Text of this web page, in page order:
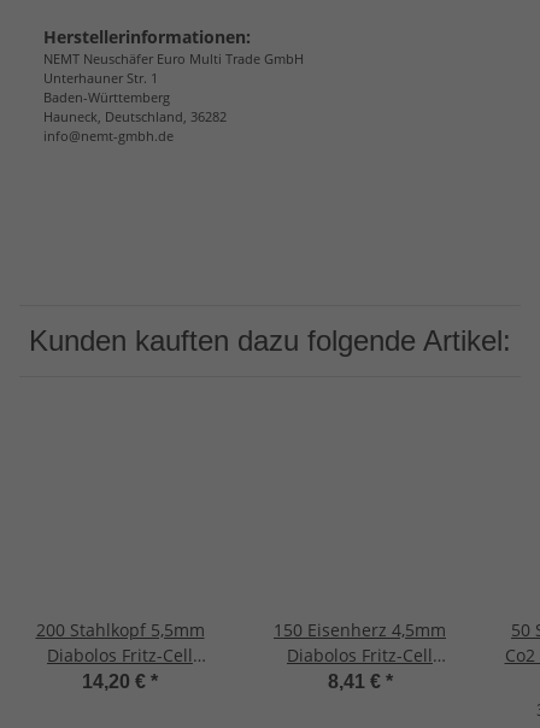
Herstellerinformationen:
NEMT Neuschäfer Euro Multi Trade GmbH
Unterhauner Str. 1
Baden-Württemberg
Hauneck, Deutschland, 36282
info@nemt-gmbh.de
Kunden kauften dazu folgende Artikel:
200 Stahlkopf 5,5mm
Diabolos Fritz-Cell
Spitzkopf Luftgewehr
14,20 € *
150 Eisenherz 4,5mm
Diabolos Fritz-Cell
Spitzkopf Luftgewehr
8,41 € *
50
Co2